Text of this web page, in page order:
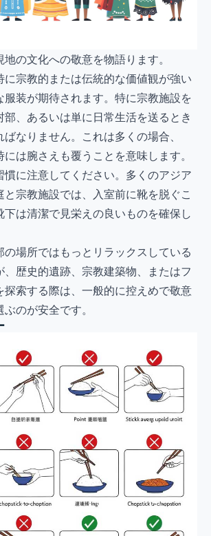
の文化への敬意を物語ります。
に宗教的または伝統的な価値観が強い
服装が期待されます。特に宗教施設を
、あるいは単に日常生活を送るとき
なりません。これは多くの場合、
は腕さえも覆うことを意味します。
慣に注意してください。多くのアジア
と宗教施設では、入室前に靴を脱ぐこ
下は清潔で見栄えの良いものを確保し
の場所ではもっとリラックスしている
歴史的遺跡、宗教建築物、またはフ
探索する際は、一般的に控えめで敬意
のが安全です。